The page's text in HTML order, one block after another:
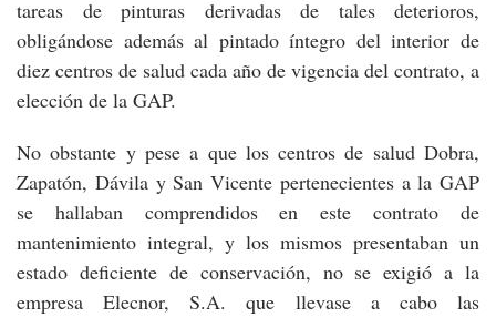
tareas de pinturas derivadas de tales deterioros,
obligándose además al pintado íntegro del interior de
diez centros de salud cada año de vigencia del contrato, a
elección de la GAP.
No obstante y pese a que los centros de salud Dobra,
Zapatón, Dávila y San Vicente pertenecientes a la GAP
se hallaban comprendidos en este contrato de
mantenimiento integral, y los mismos presentaban un
estado deficiente de conservación, no se exigió a la
empresa Elecnor, S.A. que llevase a cabo las